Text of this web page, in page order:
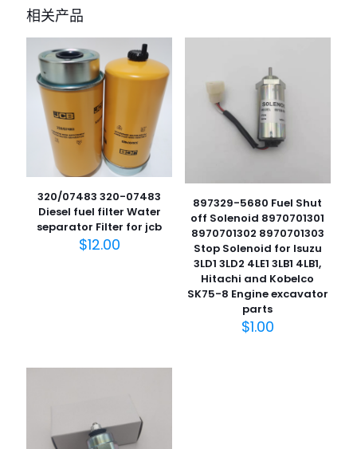
相关产品
320/07483 320-07483
Diesel fuel filter Water
separator Filter for jcb
$12.00
897329-5680 Fuel Shut
off Solenoid 8970701301
8970701302 8970701303
Stop Solenoid for Isuzu
3LD1 3LD2 4LE1 3LB1 4LB1,
Hitachi and Kobelco
SK75-8 Engine excavator
parts
$1.00